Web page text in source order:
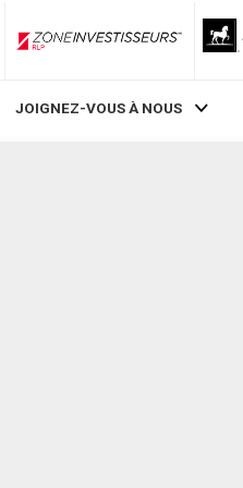
ZoneInvestisseurs RLP
JOIGNEZ-VOUS À NOUS